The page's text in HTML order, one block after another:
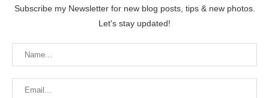
Subscribe my Newsletter for new blog posts, tips & new photos.
Let's stay updated!